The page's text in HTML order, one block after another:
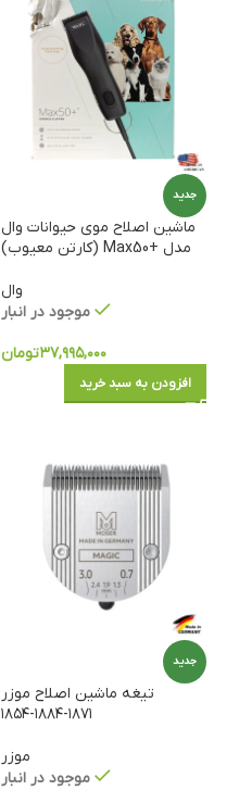
جدید
ماشین اصلاح موی حیوانات وال
مدل +Max50 (کارتن معیوب)
وال
موجود در انبار
۳۷,۹۹۵,۰۰۰تومان
افزودن به سبد خرید
جدید
تیغه ماشین اصلاح موزر
۱۸۷۱-۱۸۸۴-۱۸۵۴
موزر
موجود در انبار